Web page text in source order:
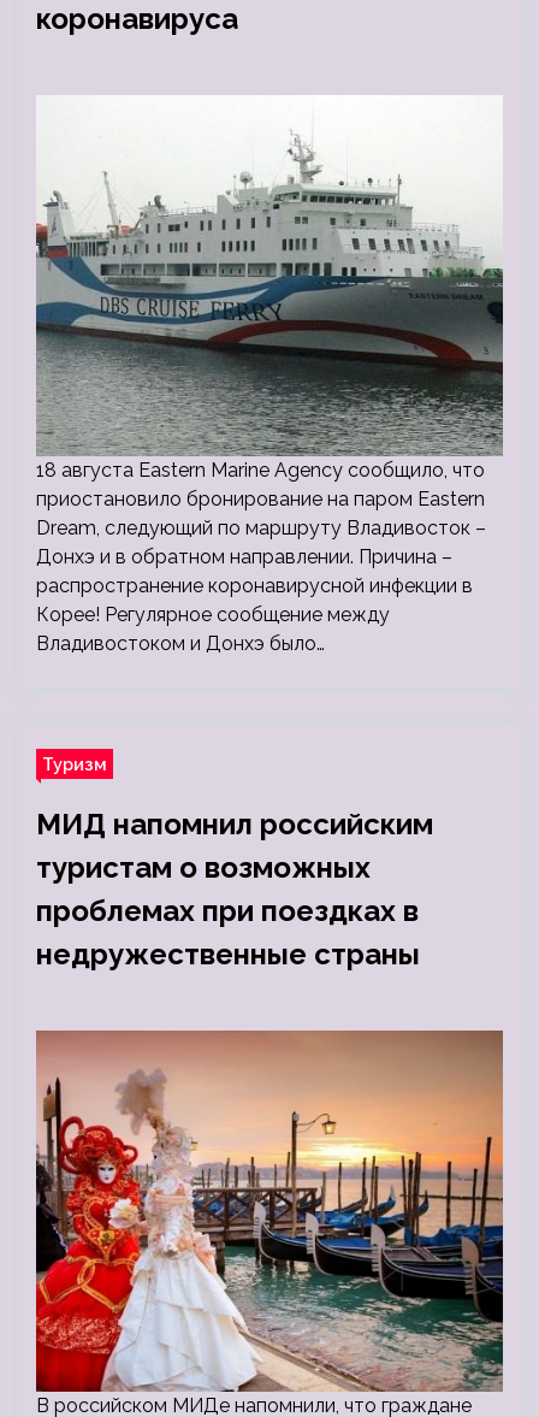
коронавируса
18 августа Eastern Marine Agency сообщило, что
приостановило бронирование на паром Eastern
Dream, следующий по маршруту Владивосток –
Донхэ и в обратном направлении. Причина –
распространение коронавирусной инфекции в
Корее! Регулярное сообщение между
Владивостоком и Донхэ было…
Туризм
МИД напомнил российским
туристам о возможных
проблемах при поездках в
недружественные страны
В российском МИДе напомнили, что граждане